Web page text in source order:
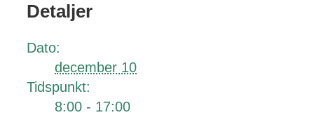
Detaljer
Dato:
december 10
Tidspunkt:
8:00 - 17:00